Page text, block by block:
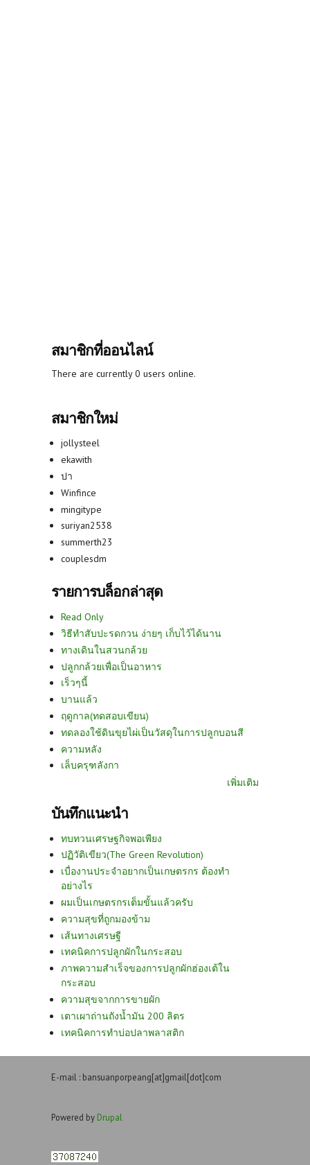
สมาชิกที่ออนไลน์
There are currently 0 users online.
สมาชิกใหม่
jollysteel
ekawith
ปา
Winfince
mingitype
suriyan2538
summerth23
couplesdm
รายการบล็อกล่าสุด
Read Only
วิธีทำสับปะรดกวน ง่ายๆ เก็บไว้ได้นาน
ทางเดินในสวนกล้วย
ปลูกกล้วยเพื่อเป็นอาหาร
เร็วๆนี้
บานแล้ว
ฤดูกาล(ทดสอบเขียน)
ทดลองใช้ดินขุยไผ่เป็นวัสดุในการปลูกบอนสี
ความหลัง
เล็บครุฑลังกา
เพิ่มเติม
บันทึกแนะนำ
ทบทวนเศรษฐกิจพอเพียง
ปฏิวัติเขียว(The Green Revolution)
เบื่องานประจำอยากเป็นเกษตรกร ต้องทำ
อย่างไร
ผมเป็นเกษตรกรเต็มขั้นแล้วครับ
ความสุขที่ถูกมองข้าม
เส้นทางเศรษฐี
เทคนิคการปลูกผักในกระสอบ
ภาพความสำเร็จของการปลูกผักฮ่องเต้ใน
กระสอบ
ความสุขจากการขายผัก
เตาเผาถ่านถังน้ำมัน 200 ลิตร
เทคนิคการทำบ่อปลาพลาสติก
E-mail : bansuanporpeang[at]gmail[dot]com
Powered by Drupal